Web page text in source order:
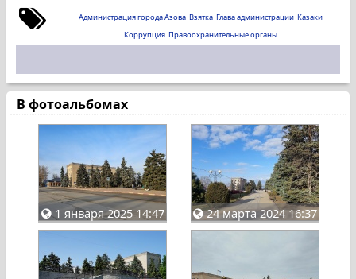
Администрация города Азова Взятка Глава администрации Казаки
Коррупция Правоохранительные органы
В фотоальбомах
1 января 2025 14:47 24 марта 2024 16:37